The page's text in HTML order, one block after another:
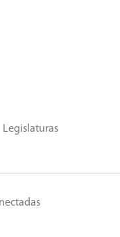
Legislaturas